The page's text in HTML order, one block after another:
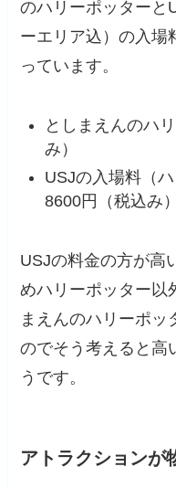
のハリーポッターと
ーエリア込）の入場
っています。
としまえんのハ
み）
USJの入場料（
8600円（税込み）
USJの料金の方が高
めハリーポッター以
まえんのハリーポッ
のでそう考えると高
うです。
アトラクションが